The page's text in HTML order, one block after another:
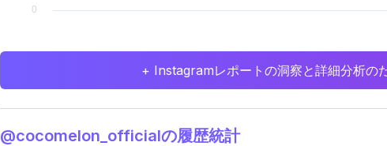
+ Instagramレポートの洞察と詳細分析の
@cocomelon_officialの履歴統計